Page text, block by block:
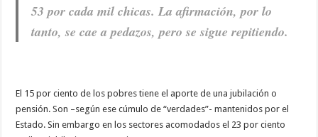
53 por cada mil chicas. La afirmación, por lo
tanto, se cae a pedazos, pero se sigue repitiendo.
El 15 por ciento de los pobres tiene el aporte de una jubilación o
pensión. Son –según ese cúmulo de “verdades”- mantenidos por el
Estado. Sin embargo en los sectores acomodados el 23 por ciento